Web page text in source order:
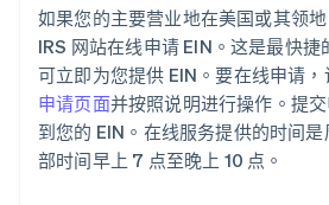
如果您的主要营业地在美国或其领
IRS 网站在线申请 EIN。这是最快
可立即为您提供 EIN。要在线申请，
申请页面并按照说明进行操作。提
到您的 EIN。在线服务提供的时间
部时间早上 7 点至晚上 10 点。